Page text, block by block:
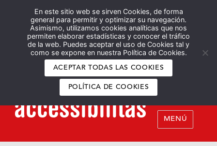
En este sitio web se sirven Cookies, de forma
general para permitir y optimizar su navegación.
Asimismo, utilizamos cookies analíticas que nos
permiten elaborar estadísticas y conocer el tráfico
de la web. Puedes aceptar el uso de Cookies tal y
como se expone en nuestra Política de Cookies.
ACEPTAR TODAS LAS COOKIES
POLÍTICA DE COOKIES
Español English
MENÚ